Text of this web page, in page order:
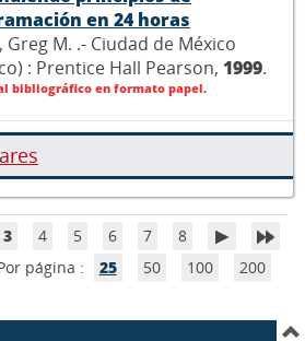
en 24 horas
Greg M. .- Ciudad de México
: Prentice Hall Pearson, 1999.
bibliográfico en formato papel.
3 4 5 6 7
8
página : 25 50 100 200